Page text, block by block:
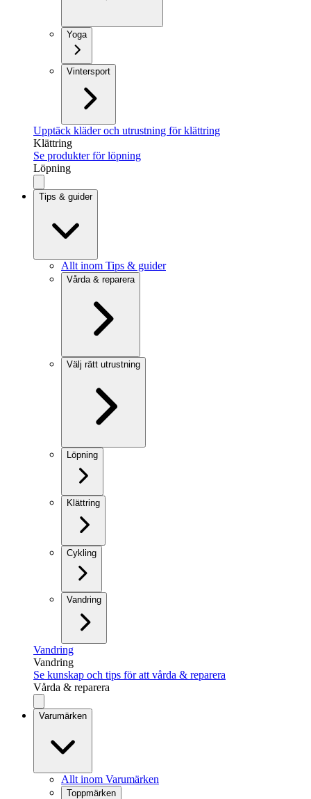
Yoga
Vintersport
Upptäck kläder och utrustning för klättring
Klättring
Se produkter för löpning
Löpning
Tips & guider
Allt inom Tips & guider
Vårda & reparera
Välj rätt utrustning
Löpning
Klättring
Cykling
Vandring
Vandring
Vandring
Se kunskap och tips för att vårda & reparera
Vårda & reparera
Varumärken
Allt inom Varumärken
Toppmärken